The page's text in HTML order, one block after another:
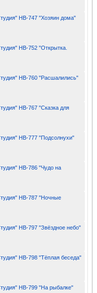
НВ-747 "Хозяин дома"
НВ-752 "Открытка.
НВ-760 "Расшалились"
НВ-767 "Сказка для
НВ-777 "Подсолнухи"
НВ-786 "Чудо на
НВ-787 "Ночные
НВ-797 "Звёздное небо"
НВ-798 "Тёплая беседа"
НВ-799 "На рыбалке"